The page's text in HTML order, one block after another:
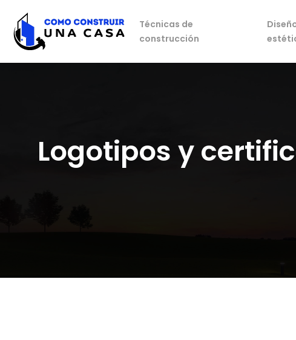
Técnicas de
construcción
Logotipos y